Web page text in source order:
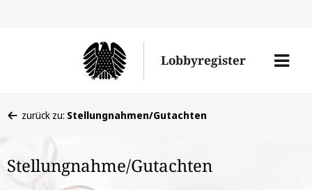
Lobbyregister
Menü
befinden
hier:
zurück zu: Stellungnahmen/Gutachten
Stellungnahme/Gutachten